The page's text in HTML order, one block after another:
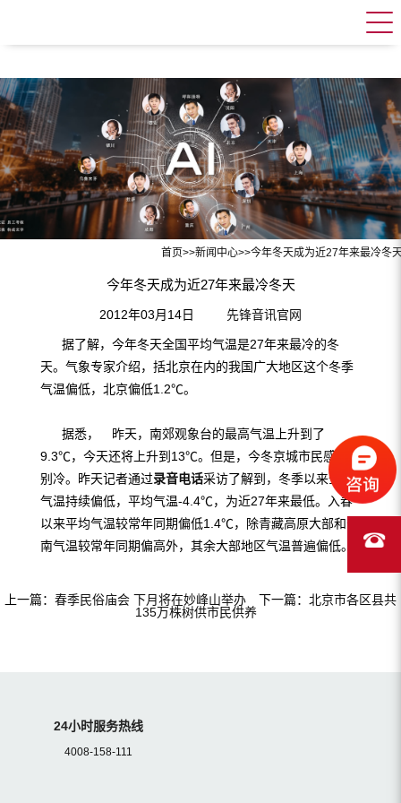
首页>>新闻中心>>今年冬天成为近27年来最冷冬
今年冬天成为近27年来最冷冬天
2012年03月14日 先锋音讯官网
据了解，今年冬天全国平均气温是27年来最冷的冬
天。气象专家介绍，括北京在内的我国广大地区这个冬季
气温偏低，北京偏低1.2℃。
据悉， 昨天，南郊观象台的最高气温上升到了
9.3℃，今天还将上升到13℃。但是，今冬京城市民感觉特
别冷。昨天记者通过录音电话采访了解到，冬季以来全国
气温持续偏低，平均气温-4.4℃，为近27年来最低。入春
以来平均气温较常年同期偏低1.4℃，除青藏高原大部和云
南气温较常年同期偏高外，其余大部地区气温普遍偏低。
上一篇： 春季民俗庙会 下月将在妙峰山举办 下一篇： 北京市各区县共
135万株树供市民供养
24小时服务热线
4008-158-111